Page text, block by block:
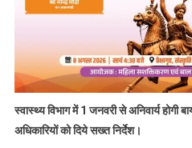
स्वास्थ्य विभाग में 1 जनवरी से अनिवार्य होगी
अधिकारियों को दिये सख्त निर्देश।